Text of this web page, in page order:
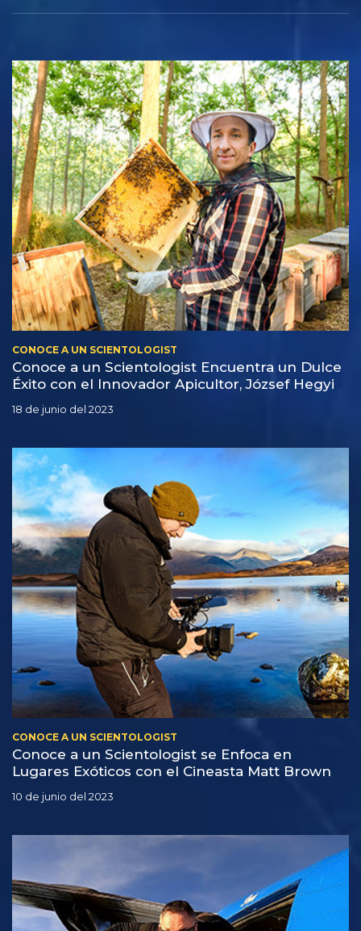
CONOCE A UN SCIENTOLOGIST
Conoce a un Scientologist Encuentra un Dulce
Éxito con el Innovador Apicultor, József Hegyi
18 de junio del 2023
CONOCE A UN SCIENTOLOGIST
Conoce a un Scientologist se Enfoca en
Lugares Exóticos con el Cineasta Matt Brown
10 de junio del 2023